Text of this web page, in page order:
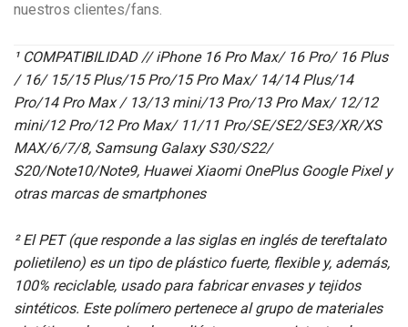
nuestros clientes/fans.
¹ COMPATIBILIDAD // iPhone 16 Pro Max/ 16 Pro/ 16 Plus
/ 16/ 15/15 Plus/15 Pro/15 Pro Max/ 14/14 Plus/14
Pro/14 Pro Max / 13/13 mini/13 Pro/13 Pro Max/ 12/12
mini/12 Pro/12 Pro Max/ 11/11 Pro/SE/SE2/SE3/XR/XS
MAX/6/7/8, Samsung Galaxy S30/S22/
S20/Note10/Note9, Huawei Xiaomi OnePlus Google Pixel y
otras marcas de smartphones
² El PET (que responde a las siglas en inglés de tereftalato
polietileno) es un tipo de plástico fuerte, flexible y, además,
100% reciclable, usado para fabricar envases y tejidos
sintéticos. Este polímero pertenece al grupo de materiales